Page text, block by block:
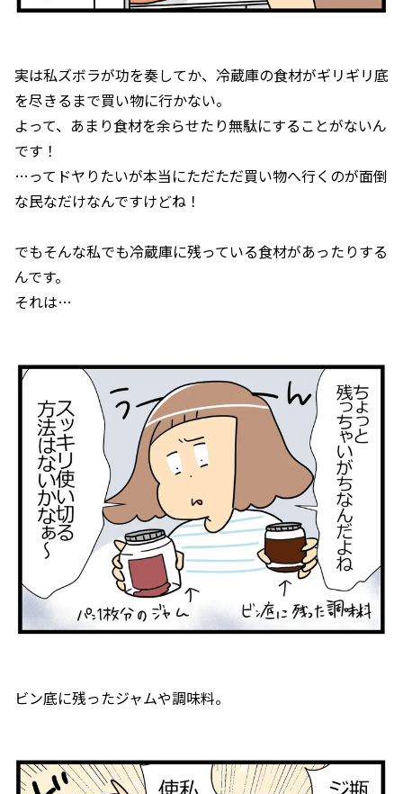
実は私ズボラが功を奏してか、冷蔵庫の食材がギリギリ底
を尽きるまで買い物に行かない。
よって、あまり食材を余らせたり無駄にすることがないん
です！
…ってドヤりたいが本当にただただ買い物へ行くのが面倒
な民なだけなんですけどね！
でもそんな私でも冷蔵庫に残っている食材があったりする
んです。
それは…
ビン底に残ったジャムや調味料。